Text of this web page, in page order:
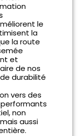
le
la
la route
et
de nos
durabilité
vers des
non
aussi